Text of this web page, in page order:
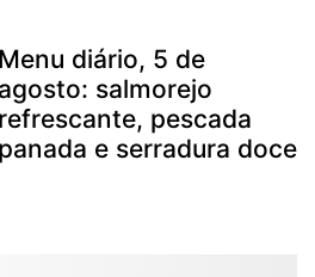
Menu diário, 5 de
agosto: salmorejo
refrescante, pescada
panada e serradura doce